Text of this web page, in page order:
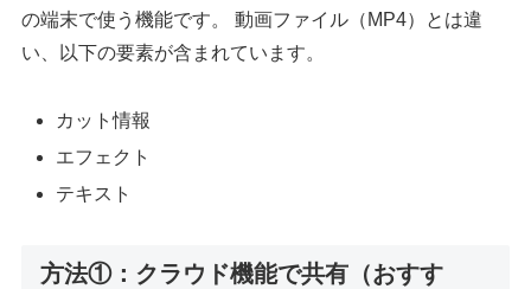
の端末で使う機能です。 動画ファイル（MP4）とは違
い、以下の要素が含まれています。
カット情報
エフェクト
テキスト
方法①：クラウド機能で共有（おすす